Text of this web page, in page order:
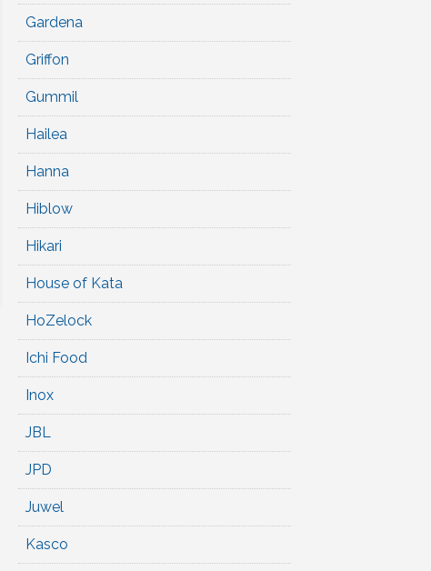
Gardena
Griffon
Gummil
Hailea
Hanna
Hiblow
Hikari
House of Kata
HoZelock
Ichi Food
Inox
JBL
JPD
Juwel
Kasco